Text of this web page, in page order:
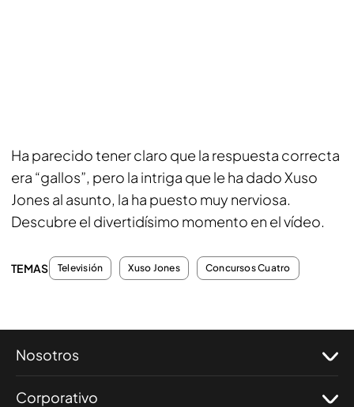
Ha parecido tener claro que la respuesta correcta
era “gallos”, pero la intriga que le ha dado Xuso
Jones al asunto, la ha puesto muy nerviosa.
Descubre el divertidísimo momento en el vídeo.
TEMAS Televisión Xuso Jones Concursos Cuatro
Nosotros
Corporativo